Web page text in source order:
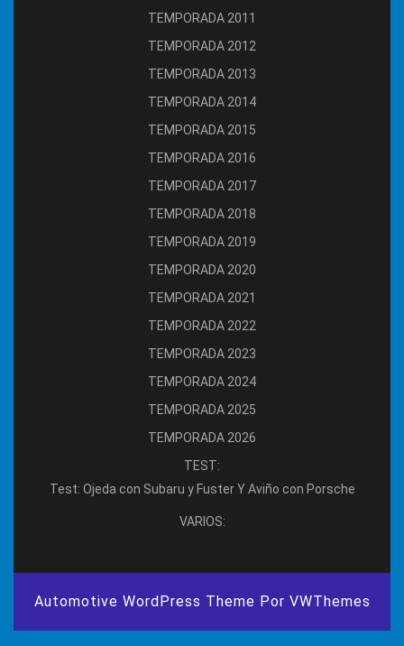
TEMPORADA 2011
TEMPORADA 2012
TEMPORADA 2013
TEMPORADA 2014
TEMPORADA 2015
TEMPORADA 2016
TEMPORADA 2017
TEMPORADA 2018
TEMPORADA 2019
TEMPORADA 2020
TEMPORADA 2021
TEMPORADA 2022
TEMPORADA 2023
TEMPORADA 2024
TEMPORADA 2025
TEMPORADA 2026
TEST:
Test: Ojeda con Subaru y Fuster Y Aviño con Porsche
VARIOS:
Automotive WordPress Theme Por VWThemes